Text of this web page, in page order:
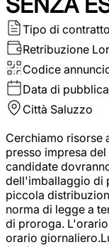
Tipo di contratto
Retribuzione
Codice
Data di
Città Saluzzo
Cerchiamo risorse
presso impresa
candidate
dell'imballaggio di
piccola
norma di legge a
di proroga.
orario